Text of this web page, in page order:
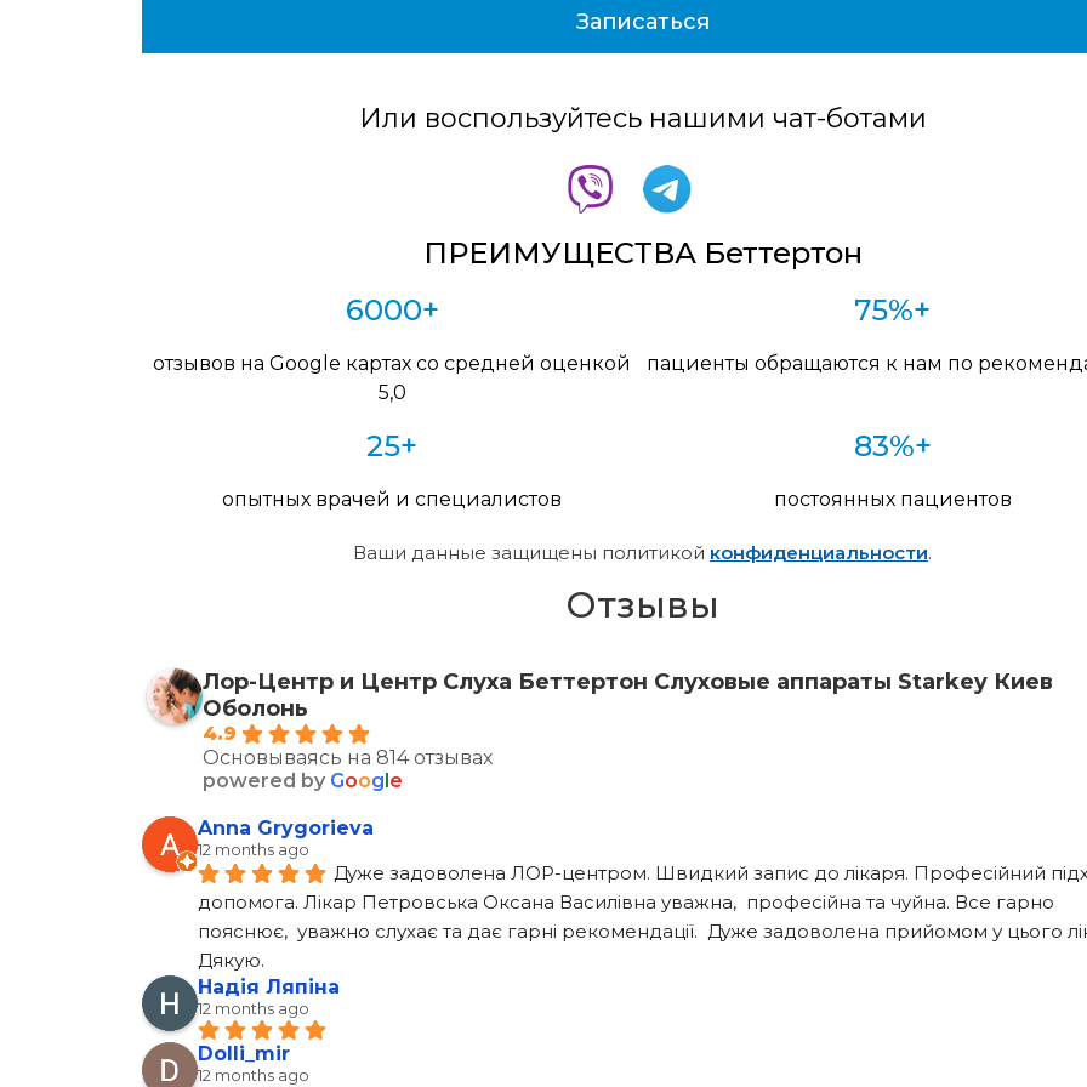
Или воспользуйтесь нашими чат-ботами
ПРЕИМУЩЕСТВА Беттертон
6000+
отзывов на Google картах со средней оценкой
5,0
75%+
пациенты обращаются к нам по
25+
опытных врачей и специалистов
83%+
постоянных пациентов
Ваши данные защищены политикой конфиденциальности.
Отзывы
Лор-Центр и Центр Слуха Беттертон Слуховые аппараты Starkey Киев
Оболонь
4.9
Основываясь на 814 отзывах
powered by Google
Anna Grygorieva
12 months ago
Дуже задоволена ЛОР-центром. Швидкий запис до лікаря. Професійний
допомога. Лікар Петровська Оксана Василівна уважна,  професійна та чуйна. Все гарно
пояснює,  уважно слухає та дає гарні рекомендації.  Дуже задоволена прийомом у цього
Дякую.
Надія Ляпіна
12 months ago
Dolli_mir
12 months ago